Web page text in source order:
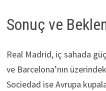
Sonuç ve
Real Madrid, iç sahada
ve Barcelona’nın
Sociedad ise Avrupa